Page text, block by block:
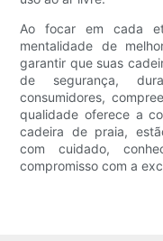
Ao focar em cada
mentalidade de
garantir que suas
de segurança,
consumidores,
qualidade oferece a
cadeira de praia,
com cuidado,
compromisso com a